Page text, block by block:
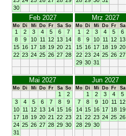
30
Feb 2027
Mo Di Mi Do Fr Sa So
1 2 3 4 5 6
7
8
9 10 11 12 13 14
15 16 17 18 19 20 21
22 23 24 25 26 27 28
Mrz 2027
Mo Di Mi Do Fr Sa
1 2 3 4 5 6
8
9 10 11 12 13
15 16 17 18 19 20
22 23 24 25 26 27
29 30 31
Mai 2027
Mo Di Mi Do Fr Sa So
1
2
3
4 5 6 7 8
9
10 11 12 13 14 15 16
17 18 19 20 21 22 23
24 25 26 27 28 29 30
31
Jun 2027
Mo Di Mi Do Fr Sa
1 2 3 4 5
7
8 9 10 11 12
14 15 16 17 18 19
21 22 23 24 25 26
28 29 30